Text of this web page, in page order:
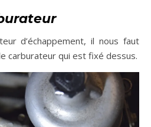
d’échappement, il nous faut
carburateur qui est fixé dessus.